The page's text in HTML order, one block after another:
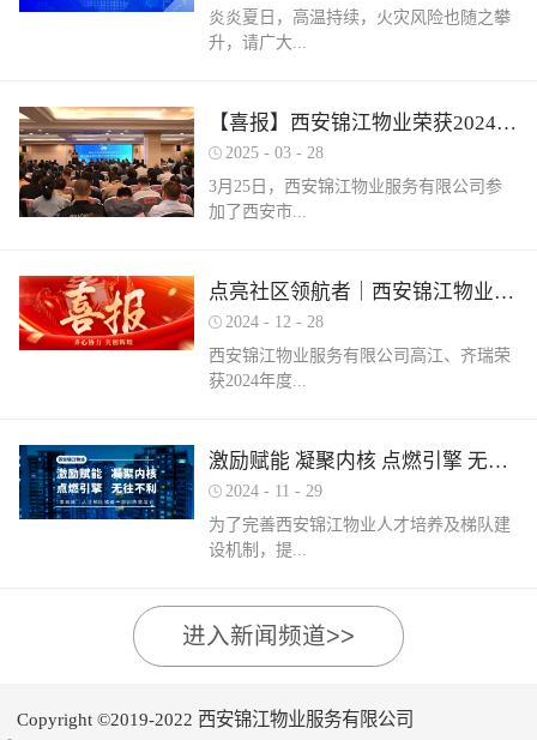
论知识、精湛的操作技能和临危不乱的现
场发挥，在物业管理师、电工、消防设施
市住房和城乡建设局指导、市物业管理行
业协会主办，是全市物业管理行业一年一
度规格最高、水平最强、影响最广的职业
技能盛会。本次竞赛，共有来自全市60余
家物业企业的1300余名物业从业人员参
梦长安 精技赋能未来”，全面夯实行业人
才基础。参赛环节西安锦江物业作为西安
织并参与协会各项赛事，均取得傲人的成
绩。今年为了锻炼队伍，搭建更广阔的成
下的重要知识点串讲和一轮轮的复习备
考，比赛中，选手们沉着冷静，基本发挥
出了各自领域应有的实力。最终，三个工
种共计取得了二等奖1名，三等奖3名，优
的问题及知识盲区，公司人力行政部及品
质部快速反应，第一时间组织各工种开展
内部专项培训，进行系统化的梳理和总
经验和答题技巧进行转化分享，对标竞赛
炎炎夏日，高温持续，火灾风险也随之攀
升，请广大...
业主做好夏季安全防范工作。风险在于防
范，平安才是幸福！西安锦江物业提醒
夏季高温，引发火灾事故占比较高，空
调、冰箱、电风扇等大功率电器的使用频
中要通风、散热，防止温度过高引发火
灾。空调、电风扇等电器设备不宜长时间
使用，离人时应及时关闭电源。电动车应
在室外专用充电桩充电，不得在室内、走
充电，切勿长时间充电，勿飞线充电。汽
车内严禁放置打火机、罐装喷剂、香水、
移动电源等易燃易爆物品，定期检测更换
车载灭火器，定期对车辆维护保养。不要
躺在床上、沙发上吸烟，烟头要及时放到
可燃物品。 使用电蚊香时应注意用电安
全，用完及时断开电源，防止因长期通电
“干烧”引发火灾。在发热的电蚊拍附近不
露水后不要立即靠近明火、也不要在高温
【喜报】西安锦江物业荣获2024年度优秀单位、全市技能竞赛优秀个人及优秀组织单位多项荣誉
2025 - 03 - 28
3月25日，西安锦江物业服务有限公司参
加了西安市...
物业管理行业协会组织召开的第三届会员
（代表）大会第四次全体会议暨物业高质
员单位及“安居物业杯”西安市物业管理行
业职业技能竞赛优秀个人及优秀组织单位
获“全市技能竞赛优秀组织奖”西安锦江物
业曹林、张小刚、郭小龙荣获技能竞赛“一
等奖”西安锦江物业张国刚、谷展荣获技能
竞赛“二等奖”西安锦江物业惠张瑜、张盼
兵、潘保民、毛亚、李强、贺鑫磊、李国
刚、岳程妮等人分别荣获技能竞赛“优秀
奖”。在这个追求卓越服务的时代，西安锦
升整个团队的专业水平和服务质量，西安
点亮社区领航者｜西安锦江物业高江、齐瑞获得“优秀项目经理”荣誉称号
2024 - 12 - 28
西安锦江物业服务有限公司高江、齐瑞荣
获2024年度...
陕西省物业管理协会“优秀项目经理”称
号。岁末回首，总结成绩，表彰优秀，
会召开盛会，表彰这一年在物业管理行业
的广阔舞台上绽放出熠熠光辉的精英
1A期 项目经理 齐瑞高江、齐瑞是西安锦
江物业诸多优秀项目经理的缩影，他们代
表着西安锦江物业团结奋进、诚信奉献、
奖是荣誉也是动力，西安锦江物业将以他
们作为榜样领航，激励全体员工砥砺奋
激励赋能 凝聚内核 点燃引擎 无往不利
2024 - 11 - 29
为了完善西安锦江物业人才培养及梯队建
设机制，提...
高物业服务水平和服务质量，有目的、有
计划的进行人才储备及培育，大力培养核
江物业组织开展以“激励赋能 凝聚内核 点
进入新闻频道>>
Copyright ©2019-2022 西安锦江物业服务有限公司